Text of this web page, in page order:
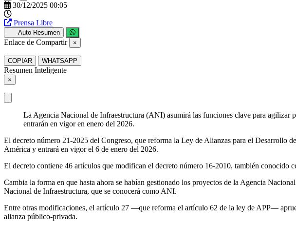
30/12/2025 00:05
Prensa Libre
Auto Resumen
Enlace de Compartir ×
COPIAR WHATSAPP
Resumen Inteligente
×
La Agencia Nacional de Infraestructura (ANI) asumirá las funciones clave para agilizar
entrarán en vigor en enero del 2026.
El decreto número 21-2025 del Congreso, que reforma la Ley de Alianzas para el Desarrollo
América y entrará en vigor el 6 de enero del 2026.
El decreto contiene 46 artículos que modifican el decreto número 16-2010, también
Cambia la forma en que hasta ahora se habían gestionado los proyectos de la Agencia
Nacional de Infraestructura, que se conocerá como ANI.
Entre otras modificaciones, el artículo 27 —que reforma el artículo 62 de la ley de APP—
alianza público-privada.